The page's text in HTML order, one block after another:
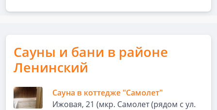
Сауны и бани в районе
Ленинский
Сауна в коттедже "Самолет"
Ижовая, 21 (мкр. Самолет (рядом с ул.